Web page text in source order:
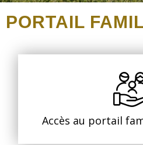
PORTAIL
Accès au portail